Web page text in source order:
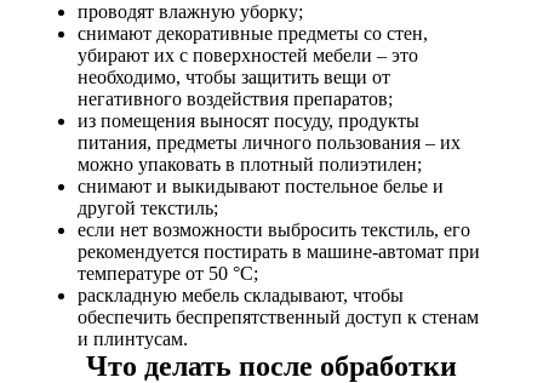
проводят влажную уборку;
снимают декоративные предметы со стен,
убирают их с поверхностей мебели – это
необходимо, чтобы защитить вещи от
негативного воздействия препаратов;
из помещения выносят посуду, продукты
питания, предметы личного пользования – их
можно упаковать в плотный полиэтилен;
снимают и выкидывают постельное белье и
другой текстиль;
если нет возможности выбросить текстиль, его
рекомендуется постирать в машине-автомат при
температуре от 50 °C;
раскладную мебель складывают, чтобы
обеспечить беспрепятственный доступ к стенам
и плинтусам.
Что делать после обработки